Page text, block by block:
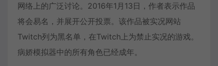
网络上的广泛讨论。2016年1月13日，作者表示作品
将会易名，并展开公开投票。该作品被实况网站
Twitch列为黑名单，在Twitch上为禁止实况的游戏。
病娇模拟器中的所有角色已经成年。